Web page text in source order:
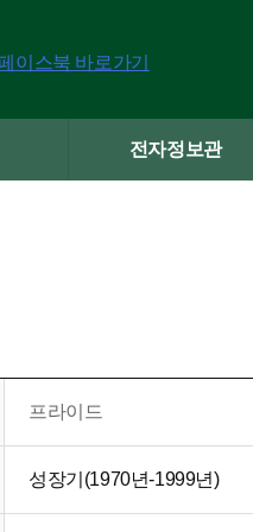
전자정보관
프라이드
성장기(1970년-1999년)